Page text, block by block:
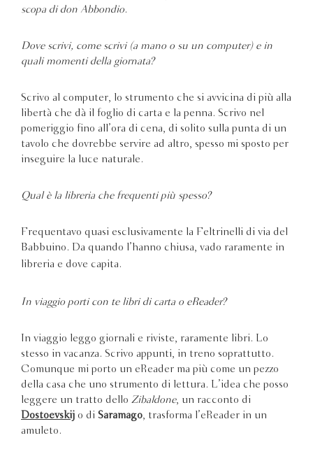
scopa di don Abbondio.
Dove scrivi, come scrivi (a mano o su un computer) e in
quali momenti della giornata?
Scrivo al computer, lo strumento che si avvicina di più alla
libertà che dà il foglio di carta e la penna. Scrivo nel
pomeriggio fino all’ora di cena, di solito sulla punta di un
tavolo che dovrebbe servire ad altro, spesso mi sposto per
inseguire la luce naturale.
Qual è la libreria che frequenti più spesso?
Frequentavo quasi esclusivamente la Feltrinelli di via del
Babbuino. Da quando l’hanno chiusa, vado raramente in
libreria e dove capita.
In viaggio porti con te libri di carta o eReader?
In viaggio leggo giornali e riviste, raramente libri. Lo
stesso in vacanza. Scrivo appunti, in treno soprattutto.
Comunque mi porto un eReader ma più come un pezzo
della casa che uno strumento di lettura. L’idea che posso
leggere un tratto dello Zibaldone, un racconto di
Dostoevskij o di Saramago , trasforma l’eReader in un
amuleto.